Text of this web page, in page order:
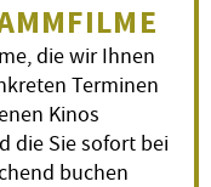
die wir Ihnen
Terminen
Kinos
die Sie sofort bei
buchen